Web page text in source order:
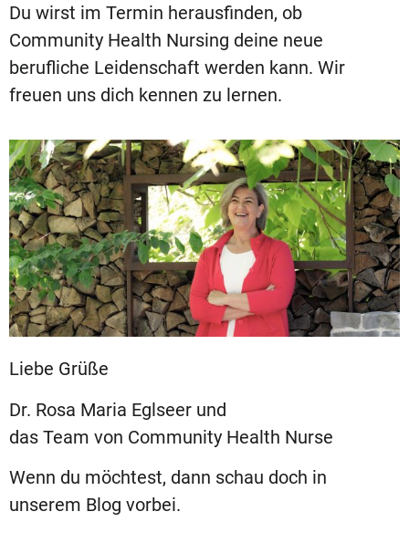
Du wirst im Termin herausfinden, ob
Community Health Nursing deine neue
berufliche Leidenschaft werden kann. Wir
freuen uns dich kennen zu lernen.
Liebe Grüße
Dr. Rosa Maria Eglseer und
das Team von Community Health Nurse
Wenn du möchtest, dann schau doch in
unserem Blog vorbei.